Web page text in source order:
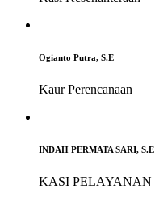
Ogianto Putra, S.E
Kaur Perencanaan
INDAH PERMATA SARI, S.E
KASI PELAYANAN